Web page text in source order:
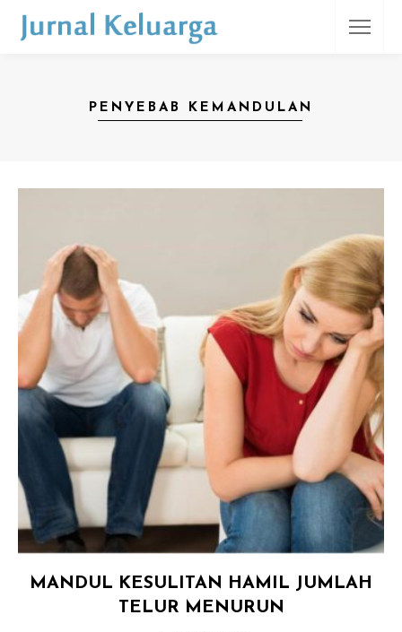
PENYEBAB KEMANDULAN
MANDUL KESULITAN HAMIL JUMLAH
TELUR MENURUN